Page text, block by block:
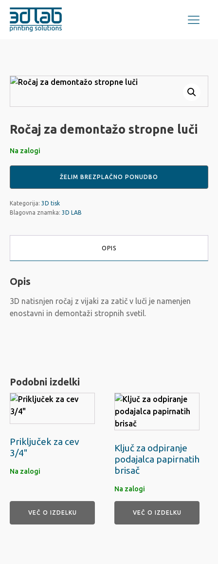
Ročaj za demontažo stropne luči
Na zalogi
ŽELIM BREZPLAČNO PONUDBO
Kategorija: 3D tisk
Blagovna znamka: 3D LAB
OPIS
Opis
3D natisnjen ročaj z vijaki za zatič v luči je namenjen
enostavni in demontaži stropnih svetil.
Podobni izdelki
Priključek za cev
3/4"
Na zalogi
VEČ O IZDELKU
Ključ za odpiranje
podajalca papirnatih
brisač
Na zalogi
VEČ O IZDELKU